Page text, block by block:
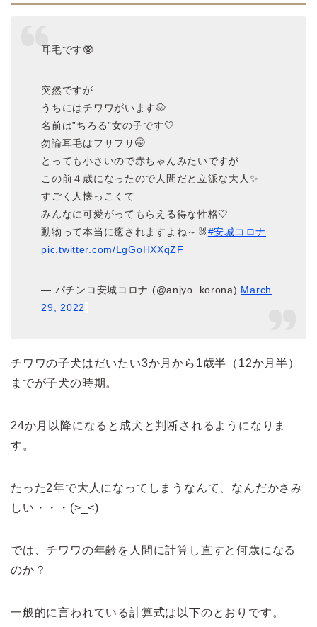
耳毛です🥸
突然ですが
うちにはチワワがいます🐶
名前は”ちろる”女の子です🤍
勿論耳毛はフサフサ🤭
とっても小さいので赤ちゃんみたいですが
この前４歳になったので人間だと立派な大人✨
すごく人懐っこくて
みんなに可愛がってもらえる得な性格🤍
動物って本当に癒されますよね～🐰#安城コロナ
pic.twitter.com/LgGoHXXqZF
— パチンコ安城コロナ (@anjyo_korona) March
29, 2022
チワワの子犬はだいたい3か月から1歳半（12か月半）
までが子犬の時期。
24か月以降になると成犬と判断されるようになりま
す。
たった2年で大人になってしまうなんて、なんだかさみ
しい・・・(>_<)
では、チワワの年齢を人間に計算し直すと何歳になる
のか？
一般的に言われている計算式は以下のとおりです。